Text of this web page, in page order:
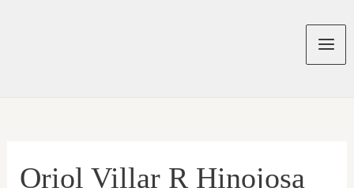
Oriol Villar R Hinojosa